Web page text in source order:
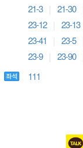
21-3
21-30
23-12
23-13
23-41
23-5
23-9
23-90
111